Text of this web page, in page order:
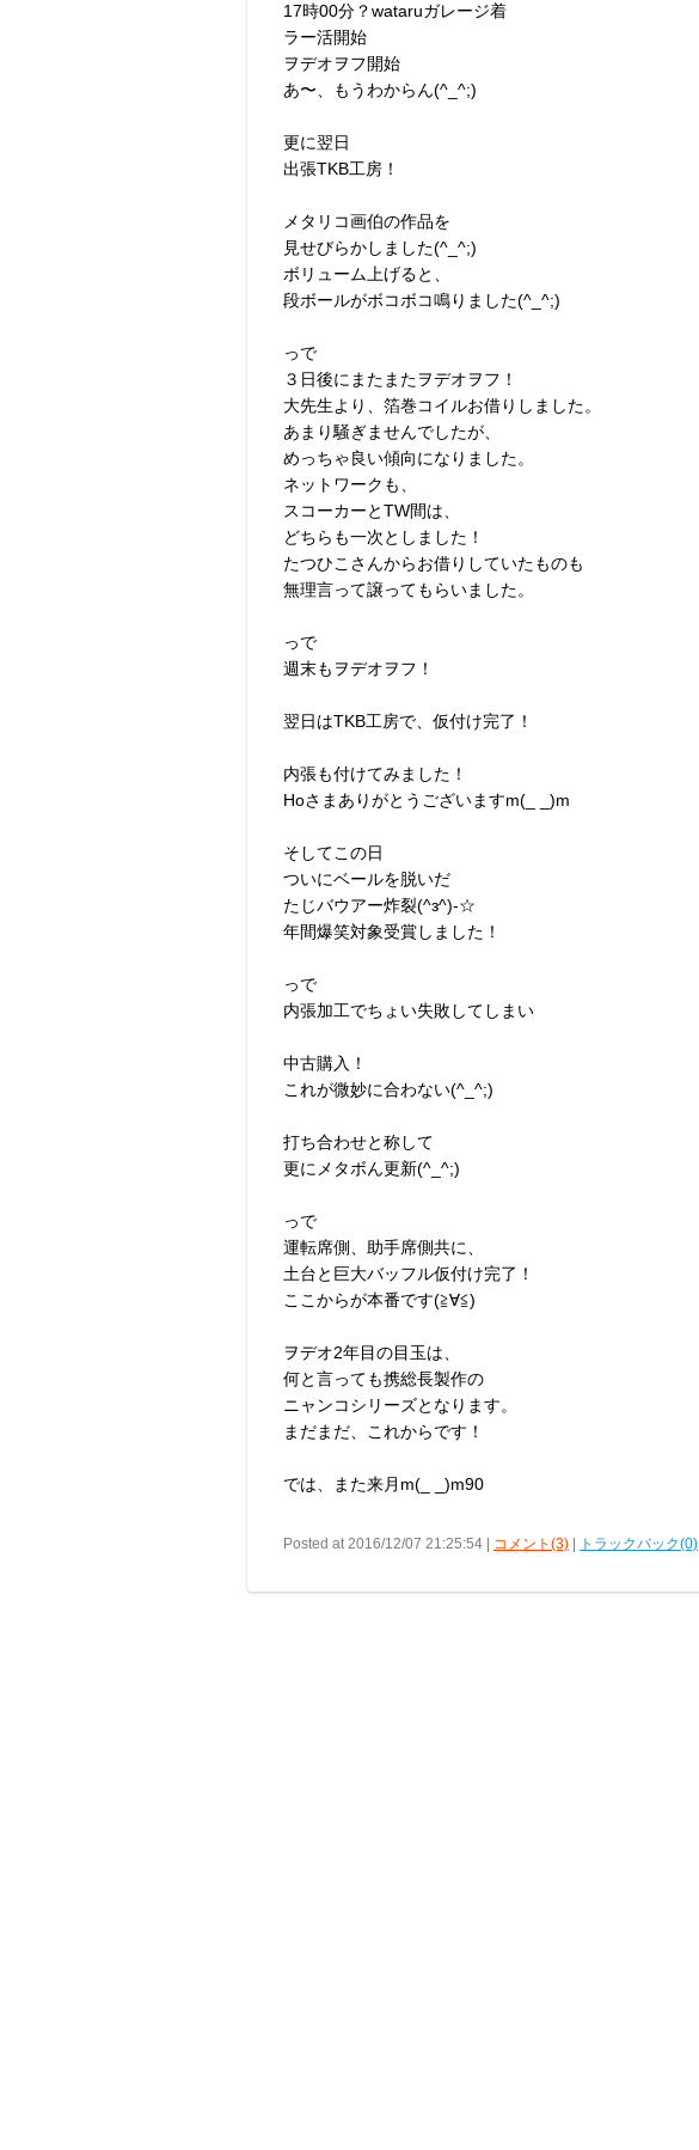
17時00分？wataruガレージ着
ラー活開始
ヲデオヲフ開始
あ〜、もうわからん(^_^;)
更に翌日
出張TKB工房！
メタリコ画伯の作品を
見せびらかしました(^_^;)
ボリューム上げると、
段ボールがボコボコ鳴りました(^_^;)
っで
３日後にまたまたヲデオヲフ！
大先生より、箔巻コイルお借りしました。
あまり騒ぎませんでしたが、
めっちゃ良い傾向になりました。
ネットワークも、
スコーカーとTW間は、
どちらも一次としました！
たつひこさんからお借りしていたものも
無理言って譲ってもらいました。
っで
週末もヲデオヲフ！
翌日はTKB工房で、仮付け完了！
内張も付けてみました！
Hoさまありがとうございますm(_ _)m
そしてこの日
ついにベールを脱いだ
たじバウアー炸裂(^з^)-☆
年間爆笑対象受賞しました！
っで
内張加工でちょい失敗してしまい
中古購入！
これが微妙に合わない(^_^;)
打ち合わせと称して
更にメタボん更新(^_^;)
っで
運転席側、助手席側共に、
土台と巨大バッフル仮付け完了！
ここからが本番です(≧∀≦)
ヲデオ2年目の目玉は、
何と言っても携総長製作の
ニャンコシリーズとなります。
まだまだ、これからです！
では、また来月m(_ _)m90
Posted at 2016/12/07 21:25:54 | コメント(3) トラックバック(0)